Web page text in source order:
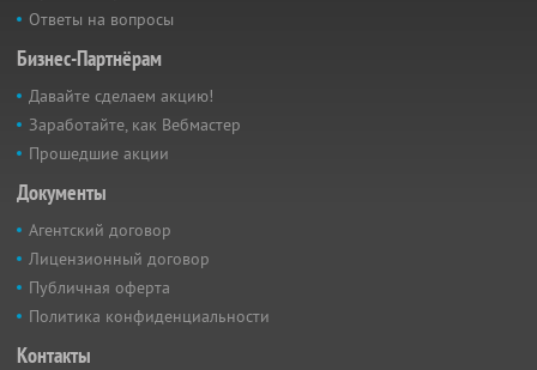
Ответы на вопросы
Бизнес-Партнёрам
Давайте сделаем акцию!
Заработайте, как Вебмастер
Прошедшие акции
Документы
Агентский договор
Лицензионный договор
Публичная оферта
Политика конфиденциальности
Контакты